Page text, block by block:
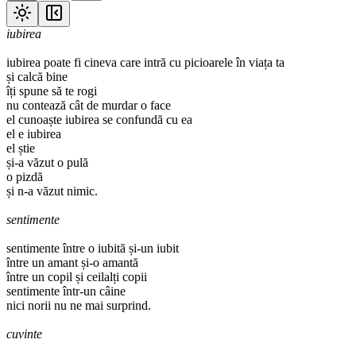
iubirea
iubirea poate fi cineva care intră cu picioarele în viața ta
și calcă bine
îți spune să te rogi
nu contează cât de murdar o face
el cunoaște iubirea se confundă cu ea
el e iubirea
el știe
și-a văzut o pulă
o pizdă
și n-a văzut nimic.
sentimente
sentimente între o iubită și-un iubit
între un amant și-o amantă
între un copil și ceilalți copii
sentimente într-un câine
nici norii nu ne mai surprind.
cuvinte